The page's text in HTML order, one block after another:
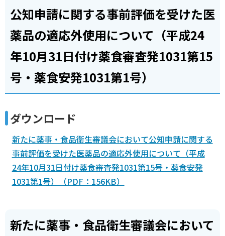
公知申請に関する事前評価を受けた医
薬品の適応外使用について（平成24
年10月31日付け薬食審査発1031第15
号・薬食安発1031第1号）
ダウンロード
新たに薬事・食品衛生審議会において公知申請に関する
事前評価を受けた医薬品の適応外使用について（平成
24年10月31日付け薬食審査発1031第15号・薬食安発
1031第1号）（PDF：156KB）
新たに薬事・食品衛生審議会において